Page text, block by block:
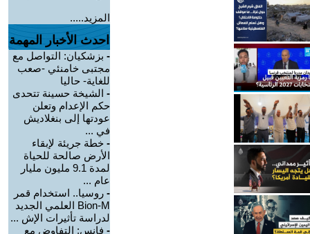
المزيد.....
احدث الأخبار المهمة
- بزشكيان: التواصل مع
مجتبى خامنئي -صعب
للغاية- حاليا
- الشيخة حسينة تتحدى
حكم الإعدام وتعلن
عودتها إلى بنغلاديش
في ...
- خطة جريئة لإبقاء
الأرض صالحة للحياة
لمدة 9.1 مليون مليار
عام ...
- روسيا.. استخدام قمر
Bion-M العلمي الجديد
لدراسة تأثيرات الإش ...
- فانس: التفاوض مع